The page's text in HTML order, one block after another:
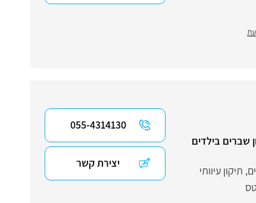
שברים בילדים
, תיקון עיוותי
055-4314130
יצירת קשר